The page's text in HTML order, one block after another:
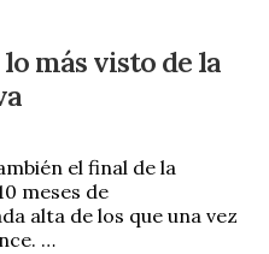
más visto de la
el final de la
meses de
alta de los que una vez
…